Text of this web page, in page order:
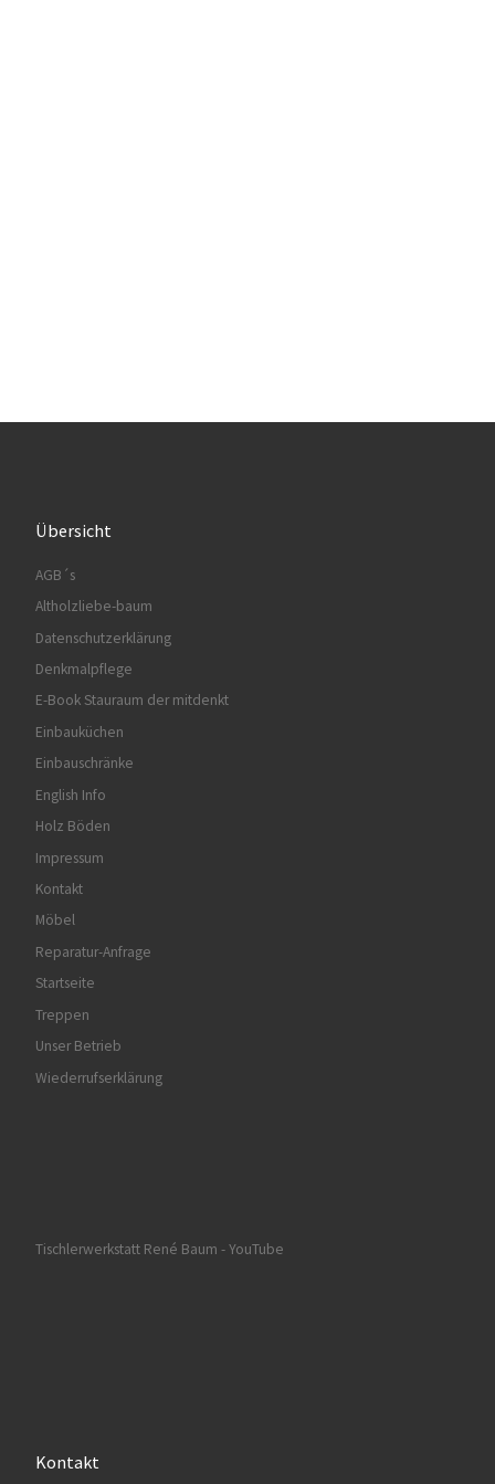
Übersicht
AGB´s
Altholzliebe-baum
Datenschutzerklärung
Denkmalpflege
E-Book Stauraum der mitdenkt
Einbauküchen
Einbauschränke
English Info
Holz Böden
Impressum
Kontakt
Möbel
Reparatur-Anfrage
Startseite
Treppen
Unser Betrieb
Wiederrufserklärung
Tischlerwerkstatt René Baum - YouTube
Kontakt